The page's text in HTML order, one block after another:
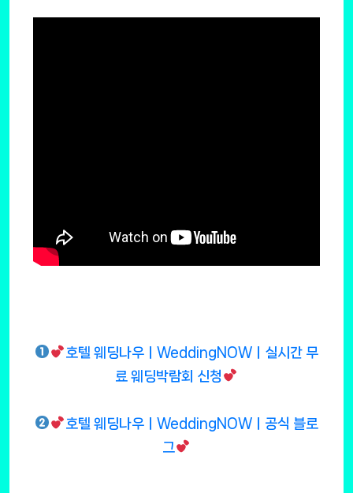
호텔 웨딩나우ㅣWeddingNOWㅣ실시간 무
료 웨딩박람회 신청
호텔 웨딩나우ㅣWeddingNOWㅣ공식 블로
그